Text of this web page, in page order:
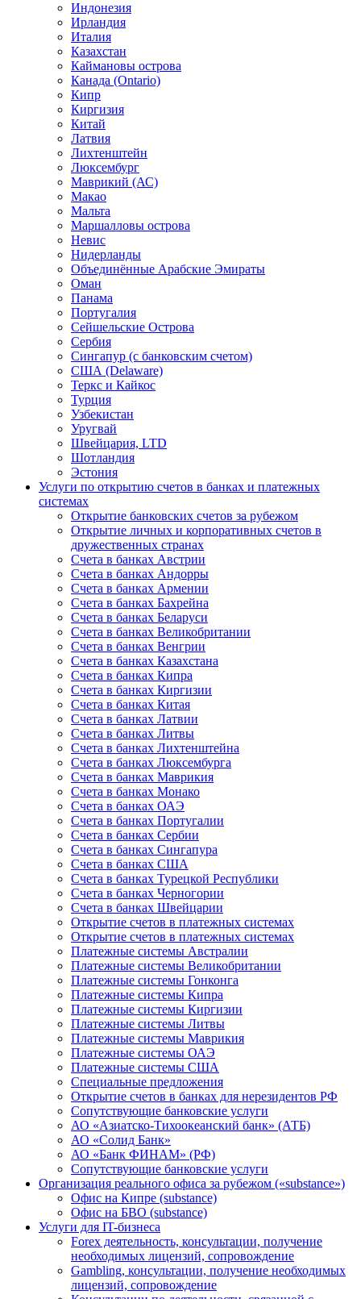
Индонезия
Ирландия
Италия
Казахстан
Каймановы острова
Канада (Ontario)
Кипр
Киргизия
Китай
Латвия
Лихтенштейн
Люксембург
Маврикий (АС)
Макао
Мальта
Маршалловы острова
Нeвис
Нидерланды
Объединённые Арабские Эмираты
Оман
Панама
Португалия
Сейшельские Острова
Сербия
Сингапур (c банковским счетом)
США (Delaware)
Теркс и Кайкос
Турция
Узбекистан
Уругвай
Швейцария, LTD
Шотландия
Эстония
Услуги по открытию счетов в банках и платежных
системах
Открытие банковских счетов за рубежом
Открытие личных и корпоративных счетов в
дружественных странах
Счета в банках Австрии
Счета в банках Андорры
Счета в банках Армении
Счета в банках Бахрейна
Счета в банках Беларуси
Счета в банках Великобритании
Счета в банках Венгрии
Счета в банках Казахстана
Счета в банках Кипра
Счета в банках Киргизии
Счета в банках Китая
Счета в банках Латвии
Счета в банках Литвы
Счета в банках Лихтенштейна
Счета в банках Люксембурга
Счета в банках Маврикия
Счета в банках Монако
Счета в банках ОАЭ
Счета в банках Португалии
Счета в банках Сербии
Счета в банках Сингапура
Счета в банках США
Счета в банках Турецкой Республики
Счета в банках Черногории
Счета в банках Швейцарии
Открытие счетов в платежных системах
Открытие счетов в платежных системах
Платежные системы Австралии
Платежные системы Великобритании
Платежные системы Гонконга
Платежные системы Кипра
Платежные системы Киргизии
Платежные системы Литвы
Платежные системы Маврикия
Платежные системы ОАЭ
Платежные системы США
Специальные предложения
Открытие счетов в банках для нерезидентов РФ
Сопутствующие банковские услуги
АО «Азиатско-Тихоокеанский банк» (АТБ)
АО «Солид Банк»
АО «Банк ФИНАМ» (РФ)
Сопутствующие банковские услуги
Организация реального офиса за рубежом («substance»)
Офис на Кипре (substance)
Офис на БВО (substance)
Услуги для IT-бизнеса
Forex деятельность, консультации, получение
необходимых лицензий, сопровождение
Gambling, консультации, получение необходимых
лицензий, сопровождение